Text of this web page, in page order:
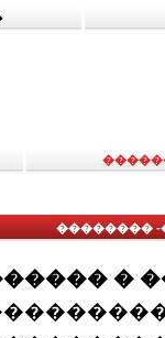
��������
�